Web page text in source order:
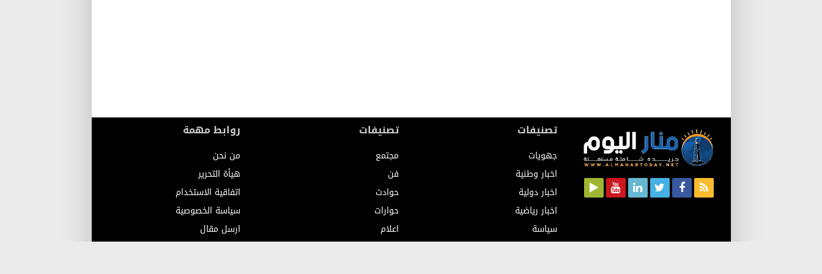
تصنيفات
جهويات
اخبار وطنية
اخبار دولية
اخبار رياضية
سياسة
اقتصاد
تصنيفات
مجتمع
فن
حوادث
حوارات
اعلام
صوت وصورة
روابط مهمة
من نحن
هيأة التحرير
اتفاقية الاستخدام
سياسة الخصوصية
ارسل مقال
اتصل بنا